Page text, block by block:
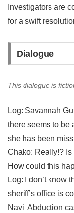
Investigators are
for a swift
Dialogue
This dialogue is
Log: Savannah
there seems to be
she has been
Chako: Really!?
How could this
Log: I don’t know
sheriff’s office is
Navi: Abduction